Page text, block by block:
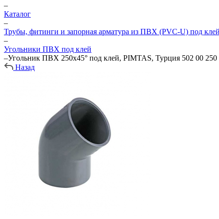
–
Каталог
–
Трубы, фитинги и запорная арматура из ПВХ (PVC-U) под
–
Угольники ПВХ под клей
–Угольник ПВХ 250х45° под клей, PIMTAS, Турция 502 00 250
Назад